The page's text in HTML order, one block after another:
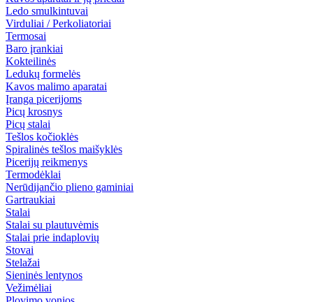
Ledo smulkintuvai
Virduliai / Perkoliatoriai
Termosai
Baro įrankiai
Kokteilinės
Ledukų formelės
Kavos malimo aparatai
Įranga picerijoms
Picų krosnys
Picų stalai
Tešlos kočioklės
Spiralinės tešlos maišyklės
Picerijų reikmenys
Termodėklai
Nerūdijančio plieno gaminiai
Gartraukiai
Stalai
Stalai su plautuvėmis
Stalai prie indaplovių
Stovai
Stelažai
Sieninės lentynos
Vežimėliai